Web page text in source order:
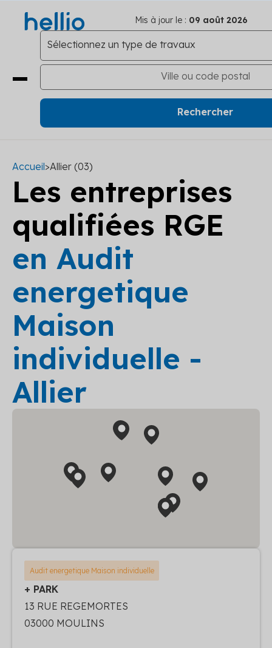
Mis à jour le : 09 août 2026
Accueil>Allier (03)
Les entreprises
qualifiées RGE
en Audit
energetique
Maison
individuelle -
Allier
Audit energetique Maison individuelle
+ PARK
13 RUE REGEMORTES
03000 MOULINS